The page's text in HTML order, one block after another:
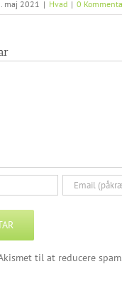
maj 2021 | Hvad | 0
til at reducere spam.